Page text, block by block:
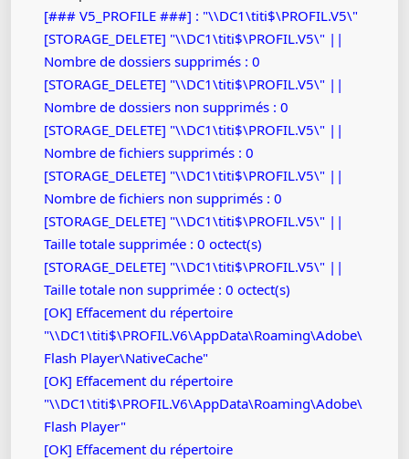
[### V5_PROFILE ###] : "\\DC1\titi$\PROFIL.V5\"
[STORAGE_DELETE] "\\DC1\titi$\PROFIL.V5\" ||
Nombre de dossiers supprimés : 0
[STORAGE_DELETE] "\\DC1\titi$\PROFIL.V5\" ||
Nombre de dossiers non supprimés : 0
[STORAGE_DELETE] "\\DC1\titi$\PROFIL.V5\" ||
Nombre de fichiers supprimés : 0
[STORAGE_DELETE] "\\DC1\titi$\PROFIL.V5\" ||
Nombre de fichiers non supprimés : 0
[STORAGE_DELETE] "\\DC1\titi$\PROFIL.V5\" ||
Taille totale supprimée : 0 octect(s)
[STORAGE_DELETE] "\\DC1\titi$\PROFIL.V5\" ||
Taille totale non supprimée : 0 octect(s)
[OK] Effacement du répertoire
"\\DC1\titi$\PROFIL.V6\AppData\Roaming\Adobe\
Flash Player\NativeCache"
[OK] Effacement du répertoire
"\\DC1\titi$\PROFIL.V6\AppData\Roaming\Adobe\
Flash Player"
[OK] Effacement du répertoire